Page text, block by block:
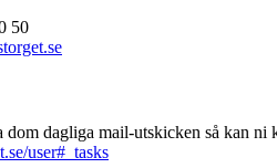
50
dagliga mail-utskicken så kan ni
user#_tasks